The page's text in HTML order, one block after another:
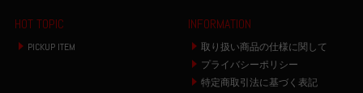
HOT TOPIC
PICKUP ITEM
INFORMATION
取り扱い商品の仕様に関して
プライバシーポリシー
特定商取引法に基づく表記